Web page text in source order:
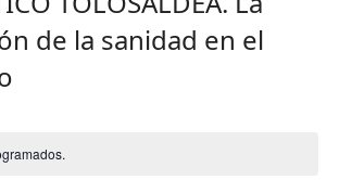
de la sanidad en el